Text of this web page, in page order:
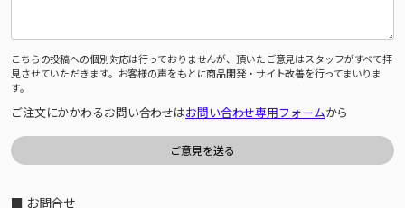
こちらの投稿への個別対応は行っておりませんが、頂いたご意見はスタッフがすべて拝
見させていただきます。お客様の声をもとに商品開発・サイト改善を行ってまいりま
す。
ご注文にかかわるお問い合わせはお問い合わせ専用フォームから
■ お問合せ